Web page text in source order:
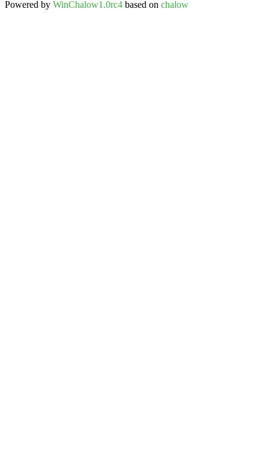
Powered by WinChalow1.0rc4 based on chalow